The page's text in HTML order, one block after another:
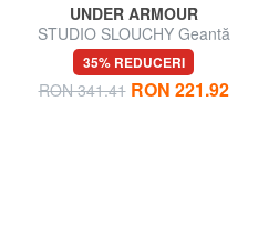
UNDER ARMOUR
STUDIO SLOUCHY Geantă
de umăr
35% REDUCERI
RON 341.41 RON 221.92